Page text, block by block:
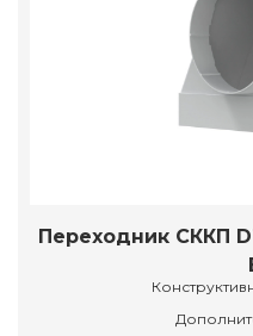
Переходник СККП